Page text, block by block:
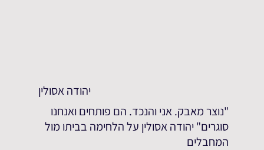
יהודה אסולין
"נוצר מאבק. אני והנכד. הם פותחים ואנחנו
סוגרים" יהודה אסולין על הלחימה בביתו מול
המחבלים